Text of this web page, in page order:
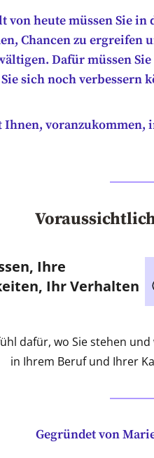
von heute müssen Sie in
Chancen zu ergreifen
Dafür müssen
sich noch verbessern
voranzukommen,
Ihre
Ihr Verhalten
dafür, wo Sie stehen
in Ihrem Beruf und Ihrer
Gegründet von